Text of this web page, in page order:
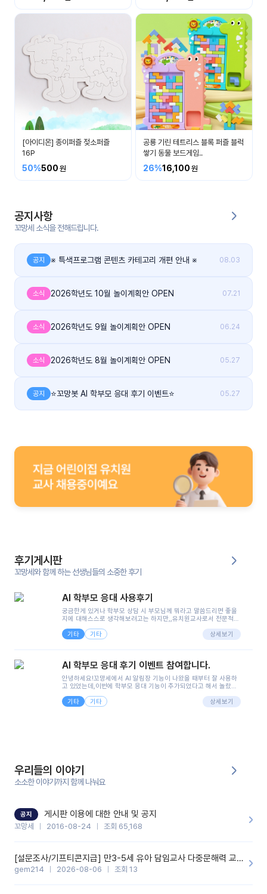
이벤
트
우리
들의
이야
후기
게시
그
[아이디몬] 종이퍼즐 젖소퍼즐
16P
50%500
공룡 기린 테트리스 블록 퍼즐 블럭
쌓기 동물 보드게임..
26%16,100
공지사항
꼬망세 소식을 전해드립니다.
공지 ※ 특색프로그램 콘텐츠 카테고리 개편 안내 ※ 08.03
소식 2026학년도 10월 놀이계획안 OPEN 07.21
소식 2026학년도 9월 놀이계획안 OPEN 06.24
소식 2026학년도 8월 놀이계획안 OPEN 05.27
공지 ⭐꼬망봇 AI 학부모 응대 후기 이벤트⭐ 05.27
후기게시판
꼬망세와 함께 하는 선생님들의 소중한 후기
AI 학부모 응대 사용후기
궁금한게 있거나 학부모 상담 시 부모님께 뭐라고 말씀드리면 좋을
지에 대해스스로 생각해보려고는 하지만,,유치원교사로서 전문적인
려니 어려울때가...^^(저만 그런거 아니죠 ㅜㅜ)꼬망봇의 장점은 지
피티나 제미나이는 몇세이고 여자인지 남자인지 등그래도 좀 기본
정보를 제공하면서 물어봐야할 때가 있어그때마다 정보를 입력하는
으셔서 고민이 됐는데ai 학부모 응대를 써볼 수 있어서 좋았어요!앞
면..)그리고 제가 신입 때 이게 있었더라면 ㅜㅜㅜㅜ?응대 팁이 정말
좋은거 같아요지금은 그래도 아이들이 잘 이해 되지만초임 때는 정
말 어려워서 항상다른 선생님들께 도움을 요청했었거든요..ㅠ*일지
쓸 때도 좀 도움이 되는 거 같아요!
기타 기타 상세보기
AI 학부모 응대 후기 이벤트 참여합니다.
안녕하세요!꼬망세에서 AI 알림장 기능이 나왔을 때부터 잘 사용하
고 있었는데,이번에 학부모 응대 기능이 추가되었다고 해서 놀랐습
님 응대에 더 많은 부담을 느끼고 있습니다 ㅠㅠ이번에 제가 원에서
겪은 일과 학부모님께 전달드렸던 내용을 함께 보시고,저와 비슷한
을 많이 하는데,꼬망봇 덕분에 고민하는 시간을 줄이고 학부모님을
안심시킬 수 있었습니다.이 부분은 꼬망봇이 추가로 알려준 응대 tip
입니다.학부모님께 전화를 드리기 전에, 내용을 숙지하여 좀 더 전문
성 있는 교사가 되어 대화를 나눌 수 있었습니다.꼬망세 AI학부모 응
기능을 개발해 주셔서 감사합니다.
기타 기타 상세보기
우리들의 이야기
소소한 이야기까지 함께 나눠요
공지 게시판 이용에 대한 안내 및 공지
꼬망세 2016-08-24 조회 65,168
[설문조사/기프티콘지급] 만3-5세 유아 담임교사 다중문해력 교육 증진을 위한 설문조사
gem214 2026-08-06 조회 13